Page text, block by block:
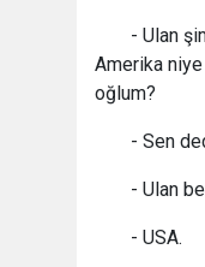
- Ulan
Amerika
oğlum?
- Sen
- Ulan
- USA.